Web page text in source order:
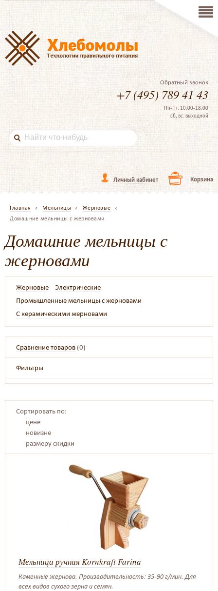
Обратный звонок
+7 (495) 789 41 43
Пн-Пт: 10:00-18:00
сб, вс: выходной
Личный кабинет Корзина
Главная Мельницы
Жерновые
Домашние мельницы с жерновами
Домашние мельницы с
жерновами
Жерновые
Электрические
Промышленные мельницы с жерновами
С керамическими жерновами
Сравнение товаров (0)
Фильтры
Сортировать по:
цене
новизне
размеру скидки
Мельница ручная Kornkraft Farina
Каменные жернова. Производительность: 35-90 г/мин. Для
всех видов сухого зерна и семян.